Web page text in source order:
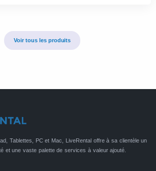
Voir tous les produits
Tablettes, PC et Mac, LiveRental offre à sa clientèle un
et une vaste palette de services à valeur ajouté.